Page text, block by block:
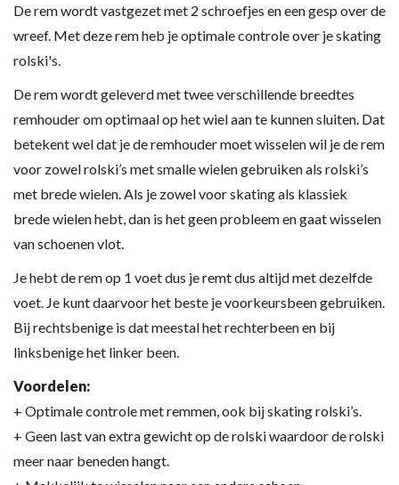
De rem wordt vastgezet met 2 schroefjes en een gesp over de
wreef. Met deze rem heb je optimale controle over je skating
rolski's.
De rem wordt geleverd met twee verschillende breedtes
remhouder om optimaal op het wiel aan te kunnen sluiten. Dat
betekent wel dat je de remhouder moet wisselen wil je de rem
voor zowel rolski’s met smalle wielen gebruiken als rolski’s
met brede wielen. Als je zowel voor skating als klassiek
brede wielen hebt, dan is het geen probleem en gaat wisselen
van schoenen vlot.
Je hebt de rem op 1 voet dus je remt dus altijd met dezelfde
voet. Je kunt daarvoor het beste je voorkeursbeen gebruiken.
Bij rechtsbenige is dat meestal het rechterbeen en bij
linksbenige het linker been.
Voordelen:
+ Optimale controle met remmen, ook bij skating rolski’s.
+ Geen last van extra gewicht op de rolski waardoor de rolski
meer naar beneden hangt.